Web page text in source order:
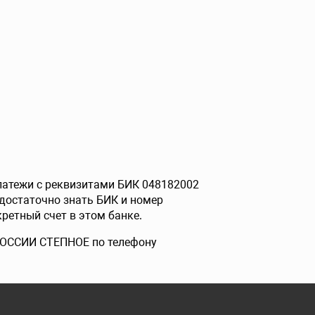
с реквизитами БИК 048182002
знать БИК и номер
счет в этом банке.
СТЕПНОЕ по телефону